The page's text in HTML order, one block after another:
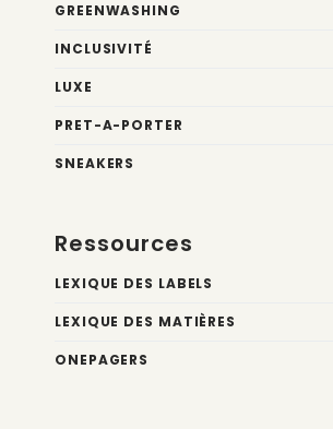
GREENWASHING
INCLUSIVITÉ
LUXE
PRET-A-PORTER
SNEAKERS
Ressources
LEXIQUE DES LABELS
LEXIQUE DES MATIÈRES
ONEPAGERS